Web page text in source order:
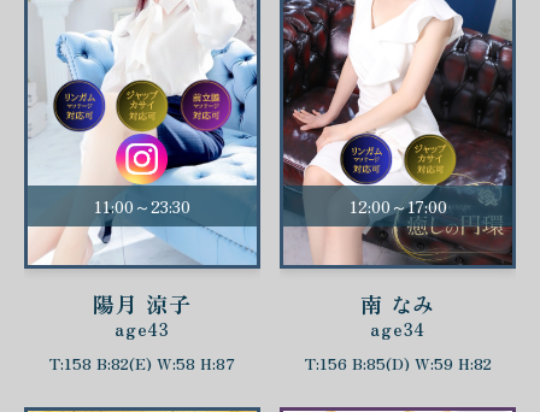
11:00～23:30
陽月 涼子
age43
T:158 B:82(E) W:58 H:87
12:00～17:00
南 なみ
age34
T:156 B:85(D) W:59 H:82